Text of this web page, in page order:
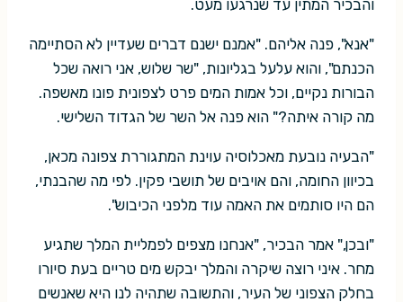
והבכיר המתין עד שנרגעו מעט.
"אנא", פנה אליהם. "אמנם ישנם דברים שעדיין לא הסתיימה
הכנתם", והוא עלעל בגליונות, "שר שלוש, אני רואה שכל
הבורות נקיים, וכל אמות המים פרט לצפונית פונו מאשפה.
מה קורה איתה?" הוא פנה אל השר של הגדוד השלישי.
"הבעיה נובעת מאכלוסיה עוינת המתגוררת צפונה מכאן,
בכיוון החומה, והם אויבים של תושבי פקין. לפי מה שהבנתי,
הם היו סותמים את האמה עוד מלפני הכיבוש".
"ובכן," אמר הבכיר, "אנחנו מצפים לפמליית המלך שתגיע
מחר. איני רוצה שיקרה והמלך יבקש מים טריים בעת סיורו
בחלק הצפוני של העיר, והתשובה שתהיה לנו היא שאנשים